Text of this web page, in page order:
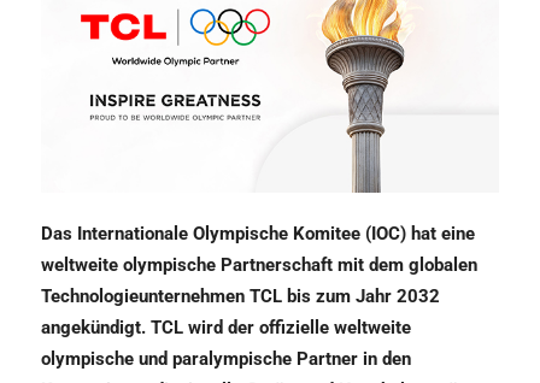
Das Internationale Olympische Komitee (IOC) hat eine
weltweite olympische Partnerschaft mit dem globalen
Technologieunternehmen TCL bis zum Jahr 2032
angekündigt. TCL wird der offizielle weltweite
olympische und paralympische Partner in den